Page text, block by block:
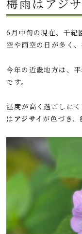
e
b
o
o
k
e
n
a
6月中旬の現在、千紀
空や雨空の日が多く
今年の近畿地方は、
です。
湿度が高く過ごしに
は アジサイ が色づき、